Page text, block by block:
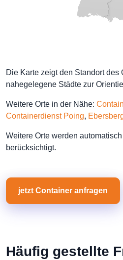
Die Karte zeigt den Standort des
nahegelegene Städte zur
Weitere Orte in der Nähe:
Containerdienst Poing,
Weitere Orte werden
berücksichtigt.
jetzt Container anfragen
Häufig gestellte